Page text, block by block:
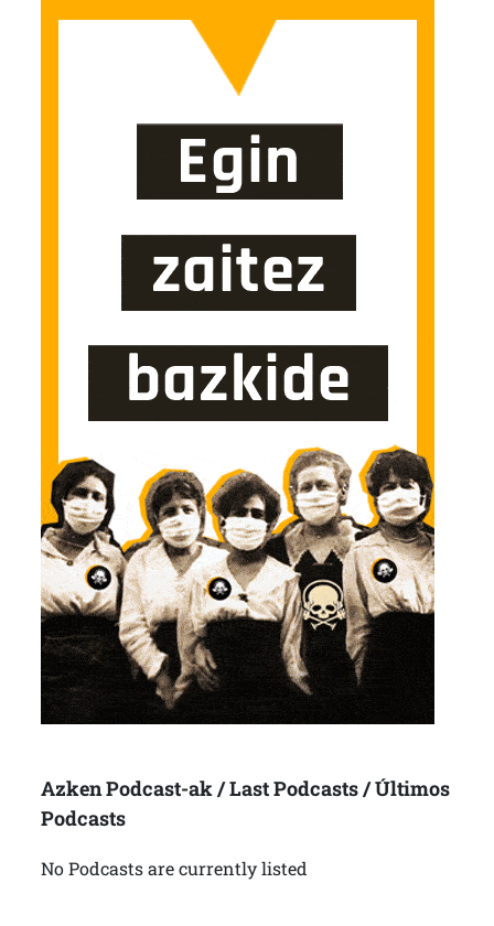
Azken Podcast-ak / Last Podcasts / Últimos
Podcasts
No Podcasts are currently listed